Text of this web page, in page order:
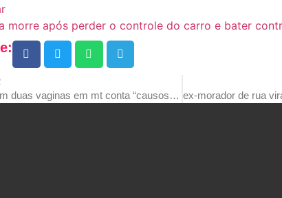
morre após perder o controle do carro e bater
mulher com duas vaginas em mt conta “causos” nas redes sociais e viraliza